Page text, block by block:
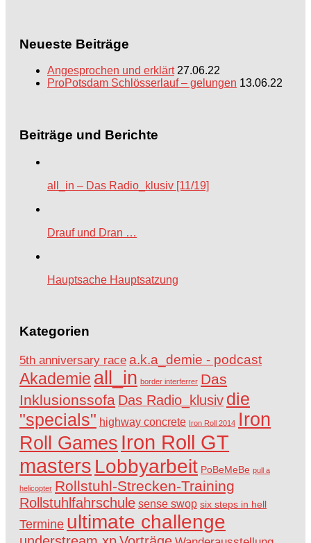
Neueste Beiträge
Angesprochen und erklärt 27.06.22
ProPotsdam Schlösserlauf – gelungen 13.06.22
Beiträge und Berichte
all_in – Das Radio_klusiv [11/19]
Drauf und Dran …
Hauptsache Hauptsatzung
Kategorien
5th anniversary race a.k.a_demie - podcast
Akademie all_in border interferrer Das
Inklusionssofa Das Radio_klusiv die
"specials" highway concrete Iron Roll 2014 Iron
Roll Games Iron Roll GT
masters Lobbyarbeit PoBeMeBe pull a
helicopter Rollstuhl-Strecken-Training
Rollstuhlfahrschule sense swop six steps in hell
Termine ultimate challenge